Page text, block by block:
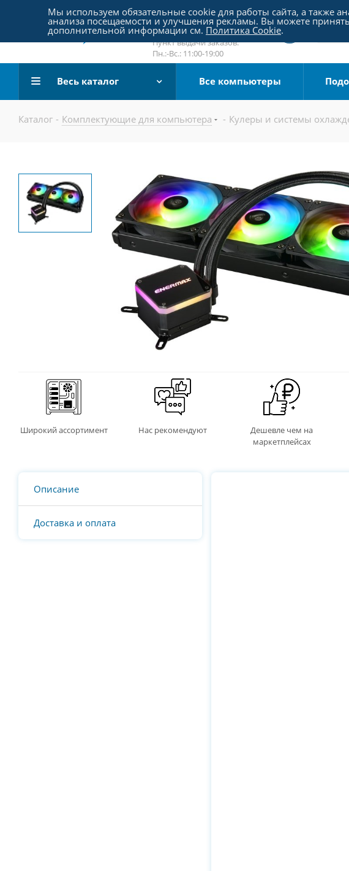
Пятницкое шоссе 18, пав. 267
email:sale@pc-arena.ru
Пн.:-Вс.: 10:00-20:00
Пункт выдачи заказов:
Пн.:-Вс.: 11:00-19:00
Весь каталог Все компьютеры
Каталог - Комплектующие для компьютера - Кулеры и системы
Широкий ассортимент Нас рекомендуют
Дешевле чем на
маркетплейсах
Описание
Доставка и оплата
Мы используем обязательные cookie для работы сайта, а также
анализа посещаемости и улучшения рекламы. Вы можете
дополнительной информации см. Политика Cookie.